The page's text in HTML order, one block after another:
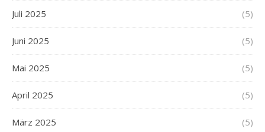
Juli 2025 (5)
Juni 2025 (5)
Mai 2025 (5)
April 2025 (5)
März 2025 (5)